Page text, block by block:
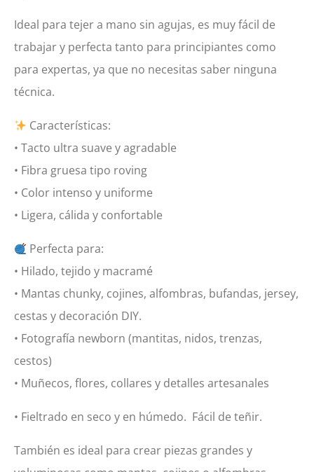
Ideal para tejer a mano sin agujas, es muy fácil de
trabajar y perfecta tanto para principiantes como
para expertas, ya que no necesitas saber ninguna
técnica.
Características:
• Tacto ultra suave y agradable
• Fibra gruesa tipo roving
• Color intenso y uniforme
• Ligera, cálida y confortable
Perfecta para:
• Hilado, tejido y macramé
• Mantas chunky, cojines, alfombras, bufandas, jersey,
cestas y decoración DIY.
• Fotografía newborn (mantitas, nidos, trenzas,
cestos)
• Muñecos, flores, collares y detalles artesanales
• Fieltrado en seco y en húmedo. Fácil de teñir.
También es ideal para crear piezas grandes y